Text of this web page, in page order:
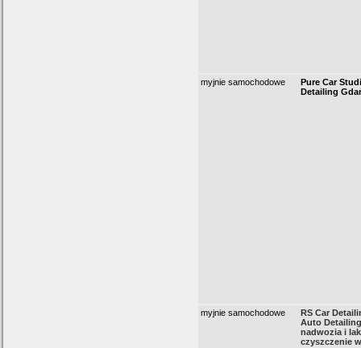
myjnie samochodowe
Pure Car
Detailing
myjnie samochodowe
RS Car
Auto
nadwozia i
czyszczenie